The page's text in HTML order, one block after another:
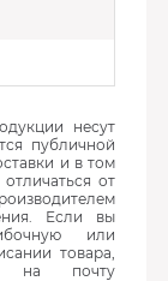
несут
публичной
и в том
от
Если вы
или
товара,
на почту